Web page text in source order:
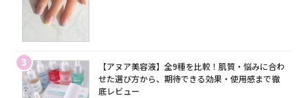
3
【アヌア美容液】全9種を比較！肌質・悩みに合わ
せた選び方から、期待できる効果・使用感まで徹
底レビュー